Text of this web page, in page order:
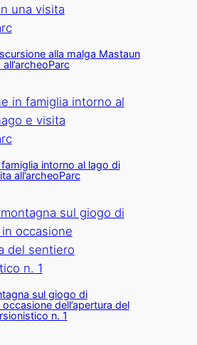
alla malga Mastaun
intorno al lago di
all’archeoParc
sul giogo di
dell’apertura del
n. 1